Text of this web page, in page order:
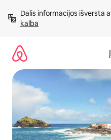
prie
turinio
Dalis informacijos išversta
kalba